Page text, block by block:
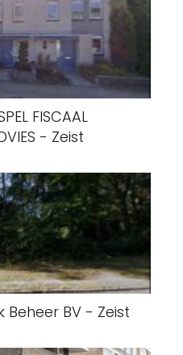
FISCAAL
- Zeist
BV - Zeist